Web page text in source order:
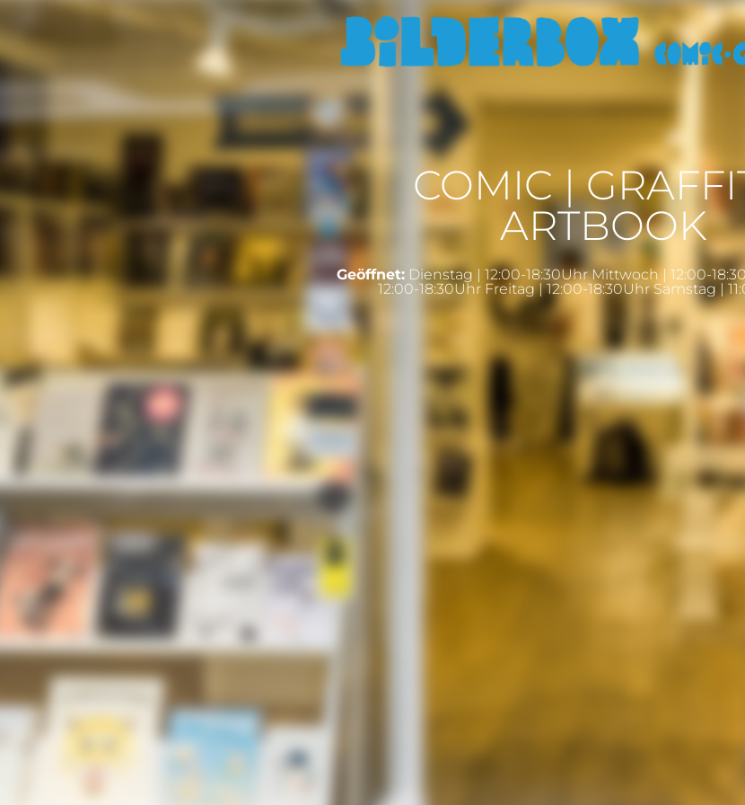
COMIC |
ARTBOOK
Geöffnet:Dienstag | 12:00-18:30Uhr Mittwoch | 12:00-
12:00-18:30Uhr Freitag | 12:00-18:30Uhr Samstag |